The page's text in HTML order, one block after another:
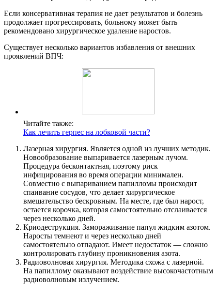
Если консервативная терапия не дает результатов и болезнь
продолжает прогрессировать, больному может быть
рекомендовано хирургическое удаление наростов.
Существует несколько вариантов избавления от внешних
проявлений ВПЧ:
Читайте также:
Как лечить герпес на лобковой части?
Лазерная хирургия. Является одной из лучших методик.
Новообразование выпаривается лазерным лучом.
Процедура бесконтактная, поэтому риск
инфицирования во время операции минимален.
Совместно с выпариванием папилломы происходит
спаивание сосудов, что делает хирургическое
вмешательство бескровным. На месте, где был нарост,
остается корочка, которая самостоятельно отслаивается
через несколько дней.
Криодеструкция. Замораживание папул жидким азотом.
Наросты темнеют и через несколько дней
самостоятельно отпадают. Имеет недостаток — сложно
контролировать глубину проникновения азота.
Радиоволновая хирургия. Методика схожа с лазерной.
На папиллому оказывают воздействие высокочастотным
радиоволновым излучением.